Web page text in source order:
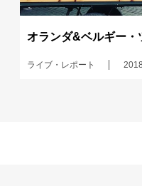
オランダ&ベルギー・
ライブ・レポート